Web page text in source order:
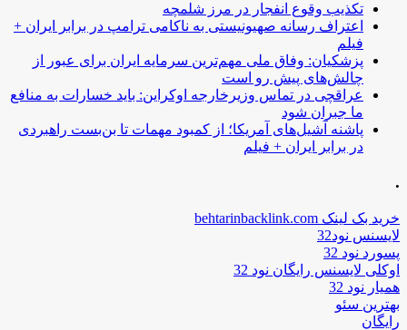
تکذیب وقوع انفجار در مرز شلمچه
اعتراف رسانه صهیونیستی به ناکامی ترامپ در برابر ایران +
فیلم
پزشکیان: وفاق ملی مهم‌ترین سرمایه ایران برای عبور از
چالش‌های پیش رو است
عراقچی در تماس وزیرخارجه اوکراین: باید خسارات به منافع
ما جبران شود
پاشنه آشیل‌های آمریکا؛ از کمبود مهمات تا بن‌بست راهبردی
در برابر ایران + فیلم
.
خرید بک لینک behtarinbacklink.com
لایسنس نود32
پسورد نود 32
اوکلی لایسنس رایگان نود 32
همیار نود 32
بهترین سئو
رایگان